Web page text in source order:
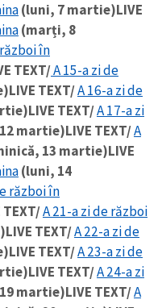
(luni, 7 martie)LIVE
(marți, 8
în
TEXT/A 15-a zi de
LIVE TEXT/A 16-a zi de
LIVE TEXT/A 17-a zi
martie)LIVE TEXT/A
13 martie)LIVE
(luni, 14
război în
TEXT/A 21-a zi de război
LIVE TEXT/A 22-a zi de
LIVE TEXT/A 23-a zi de
LIVE TEXT/A 24-a zi
martie)LIVE TEXT/A